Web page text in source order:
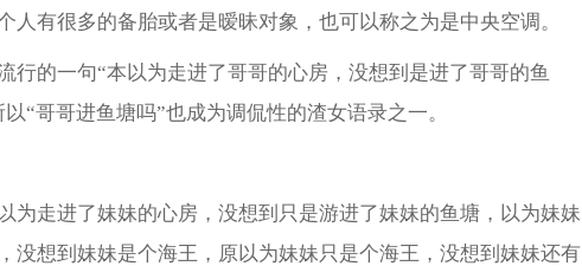
人有很多的备胎或者是暧昧对象，也可以称之为是中央空调。
行的一句“本以为走进了哥哥的心房，没想到是进了哥哥的鱼
“哥哥进鱼塘吗”也成为调侃性的渣女语录之一。
为走进了妹妹的心房，没想到只是游进了妹妹的鱼塘，以为妹妹
没想到妹妹是个海王，原以为妹妹只是个海王，没想到妹妹还有